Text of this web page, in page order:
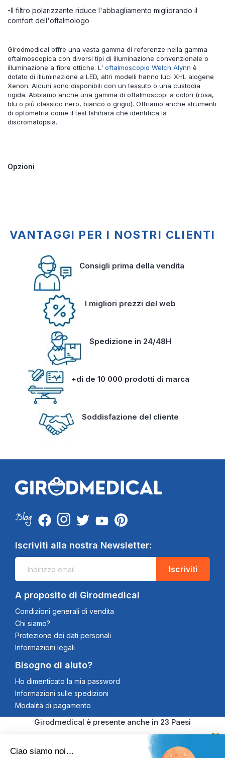
-Il filtro polarizzante riduce l'abbagliamento migliorando il
comfort dell'oftalmologo
Girodmedical offre una vasta gamma di referenze nella gamma
oftalmoscopica con diversi tipi di illuminazione convenzionale o
illuminazione a fibre ottiche. L' oftalmoscopio Welch Alynn è
dotato di illuminazione a LED, altri modelli hanno luci XHL alogene
Xenon. Alcuni sono disponibili con un tessuto o una custodia
rigida. Abbiamo anche una gamma di oftalmoscopi a colori (rosa,
blu o più classico nero, bianco o grigio). Offriamo anche strumenti
di optometria come il test Ishihara che identifica la
discromatopsia.
Opzioni
VANTAGGI PER I NOSTRI CLIENTI
Consigli prima della vendita
I migliori prezzi del web
Spedizione in 24/48H
+di de 10 000 prodotti di marca
Soddisfazione del cliente
Iscriviti alla nostra Newsletter:
Iscriviti
A proposito di Girodmedical
Condizioni generali di vendita
Chi siamo?
Protezione dei dati personali
Informazioni legali
Bisogno di aiuto?
Ho dimenticato la mia password
Informazioni sulle spedizioni
Modalità di pagamento
Girodmedical è presente anche in 23 Paesi
Ciao siamo noi…